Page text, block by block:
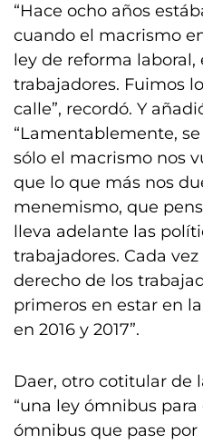
“Hace ocho años
cuando el macrismo
ley de reforma laboral,
trabajadores. Fuimos
calle”, recordó. Y
“Lamentablemente,
sólo el macrismo nos
que lo que más nos
menemismo, que
lleva adelante las
trabajadores. Cada
derecho de los
primeros en estar en
en 2016 y 2017”.
Daer, otro cotitular de
“una ley ómnibus
ómnibus que pase por